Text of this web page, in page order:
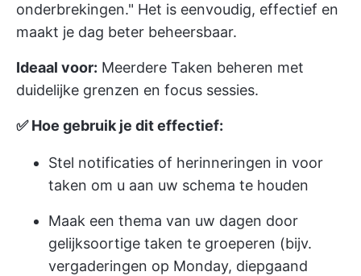
onderbrekingen." Het is eenvoudig, effectief en
maakt je dag beter beheersbaar.
Ideaal voor: Meerdere Taken beheren met
duidelijke grenzen en focus sessies.
✅ Hoe gebruik je dit effectief:
Stel notificaties of herinneringen in voor
taken om u aan uw schema te houden
Maak een thema van uw dagen door
gelijksoortige taken te groeperen (bijv.
vergaderingen op Monday, diepgaand